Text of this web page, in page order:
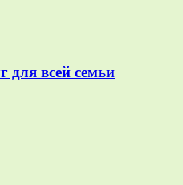
для всей семьи